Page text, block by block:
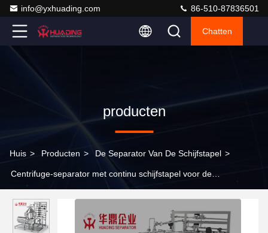
info@yxhuading.com 86-510-87836501
Chatten
producten
Huis > Producten > De Separator Van De Schijfstapel >
Centrifuge-separator met continu schijfstapel voor de